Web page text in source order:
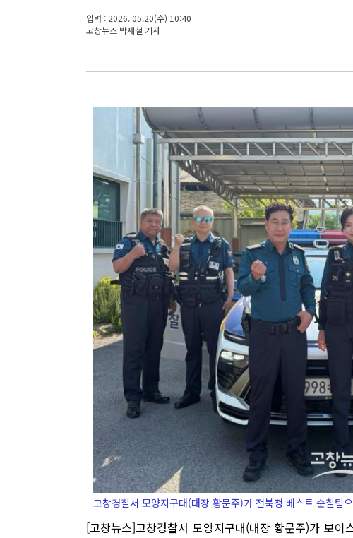
입력 : 2026. 05.20(수) 10:40
고창뉴스 박제철 기자
고창경찰서 모양지구대(대장 황문주)가 전북청 베스트 순찰팀
[고창뉴스]고창경찰서 모양지구대(대장 황문주)가 보